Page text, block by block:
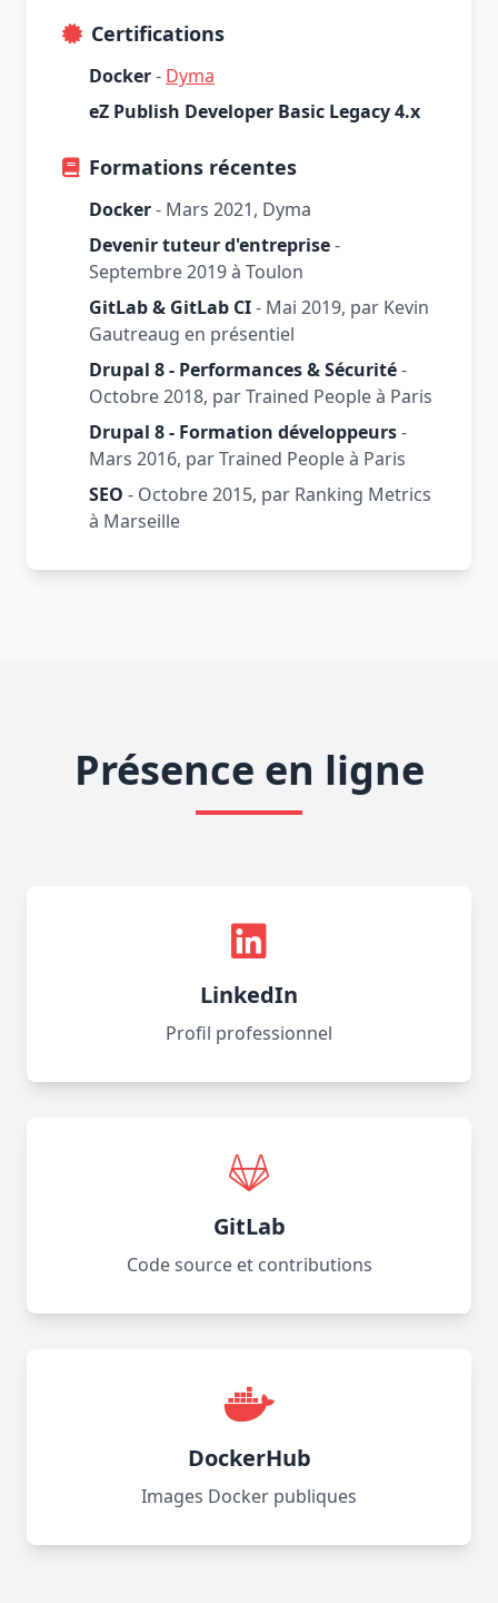
Certifications
Docker- Dyma
eZ Publish Developer Basic Legacy 4.x
Formations récentes
Docker- Mars 2021, Dyma
Devenir tuteur d'entreprise-
Septembre 2019 à Toulon
GitLab & GitLab CI- Mai 2019, par Kevin
Gautreaug en présentiel
Drupal 8 - Performances & Sécurité-
Octobre 2018, par Trained People à Paris
Drupal 8 - Formation développeurs-
Mars 2016, par Trained People à Paris
SEO - Octobre 2015, par Ranking Metrics
à Marseille
Présence en ligne
LinkedIn
Profil professionnel
GitLab
Code source et contributions
DockerHub
Images Docker publiques